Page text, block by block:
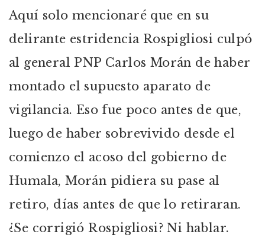
Aquí solo mencionaré que en su
delirante estridencia Rospigliosi culpó
al general PNP Carlos Morán de haber
montado el supuesto aparato de
vigilancia. Eso fue poco antes de que,
luego de haber sobrevivido desde el
comienzo el acoso del gobierno de
Humala, Morán pidiera su pase al
retiro, días antes de que lo retiraran.
¿Se corrigió Rospigliosi? Ni hablar.